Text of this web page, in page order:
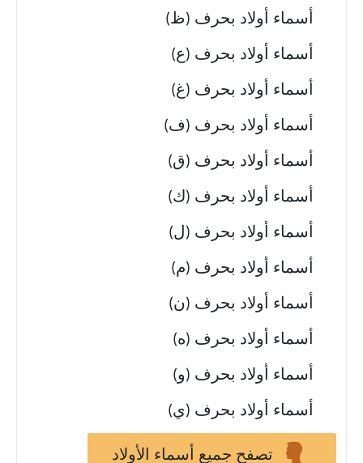
أسماء أولاد بحرف (ظ)
أسماء أولاد بحرف (ع)
أسماء أولاد بحرف (غ)
أسماء أولاد بحرف (ف)
أسماء أولاد بحرف (ق)
أسماء أولاد بحرف (ك)
أسماء أولاد بحرف (ل)
أسماء أولاد بحرف (م)
أسماء أولاد بحرف (ن)
أسماء أولاد بحرف (ه)
أسماء أولاد بحرف (و)
أسماء أولاد بحرف (ي)
تصفح جميع أسماء الأولاد